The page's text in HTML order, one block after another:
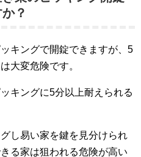
？
キングで開錠できますが、5
大変危険です。
キングに5分以上耐えられる
し易い家を鍵を見分けられ
る家は狙われる危険が高い